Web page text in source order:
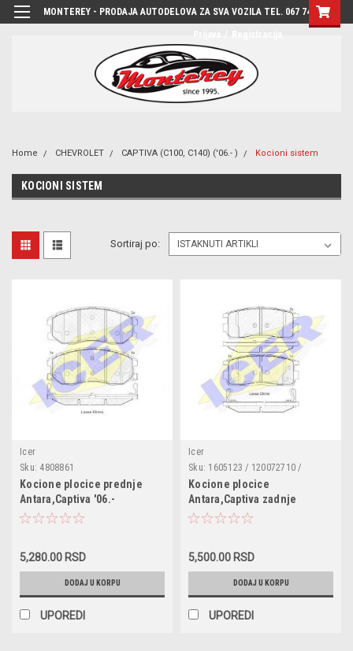
MONTEREY - PRODAJA AUTODELOVA ZA SVA VOZILA TEL. 067 7444-780
Home CHEVROLET CAPTIVA (C100, C140) ('06.- ) Kocioni sistem
KOCIONI SISTEM
Sortiraj po:
Icer
Sku: 4808861
Kocione plocice prednje
Antara,Captiva '06.-
5,280.00 RSD
DODAJ U KORPU
UPOREDI
Icer
Sku: 1605123 / 120072710 /
4817791 / 4819239 / 95459513 /
96626076
Kocione plocice
Antara,Captiva zadnje
5,500.00 RSD
DODAJ U KORPU
UPOREDI